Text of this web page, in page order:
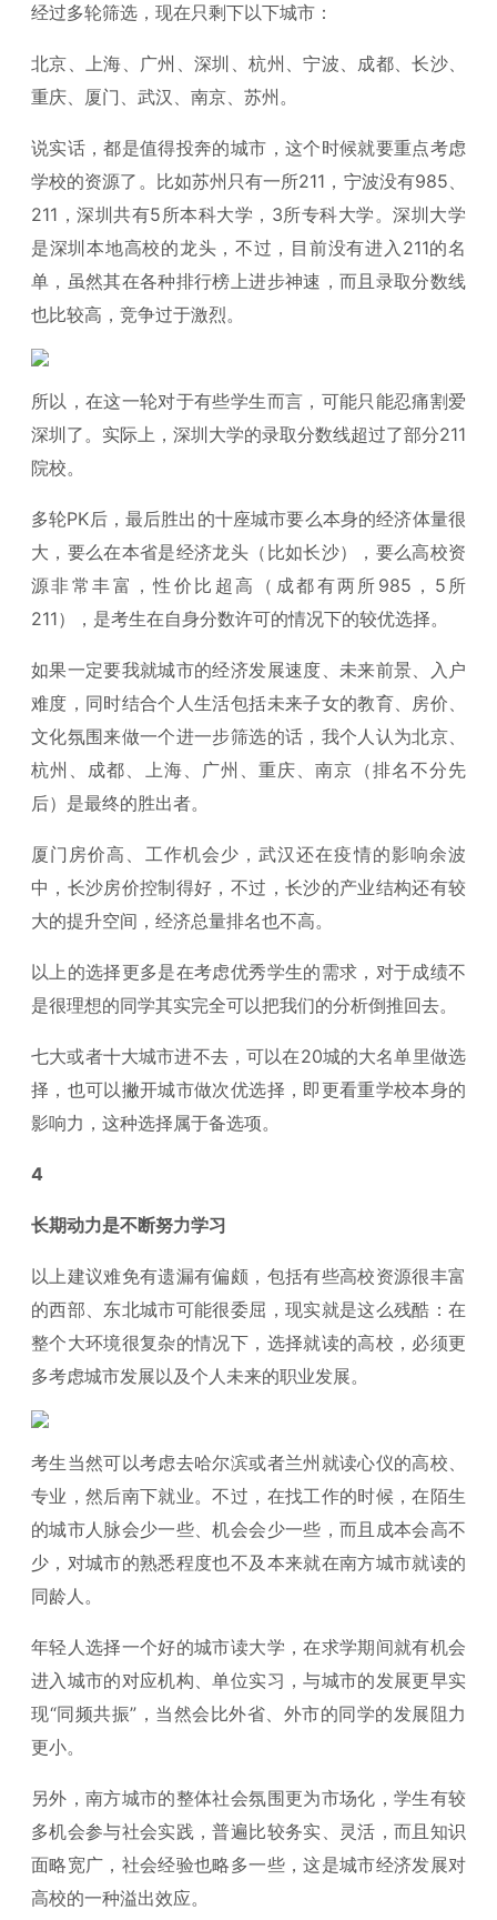
经过多轮筛选，现在只剩下以下城市：
北京、上海、广州、深圳、杭州、宁波、成都、长沙、
重庆、厦门、武汉、南京、苏州。
说实话，都是值得投奔的城市，这个时候就要重点考虑
学校的资源了。比如苏州只有一所211，宁波没有985、
211，深圳共有5所本科大学，3所专科大学。深圳大学
是深圳本地高校的龙头，不过，目前没有进入211的名
单，虽然其在各种排行榜上进步神速，而且录取分数线
也比较高，竞争过于激烈。
所以，在这一轮对于有些学生而言，可能只能忍痛割爱
深圳了。实际上，深圳大学的录取分数线超过了部分211
院校。
多轮PK后，最后胜出的十座城市要么本身的经济体量很
大，要么在本省是经济龙头（比如长沙），要么高校资
源非常丰富，性价比超高（成都有两所985，5所
211），是考生在自身分数许可的情况下的较优选择。
如果一定要我就城市的经济发展速度、未来前景、入户
难度，同时结合个人生活包括未来子女的教育、房价、
文化氛围来做一个进一步筛选的话，我个人认为北京、
杭州、成都、上海、广州、重庆、南京（排名不分先
后）是最终的胜出者。
厦门房价高、工作机会少，武汉还在疫情的影响余波
中，长沙房价控制得好，不过，长沙的产业结构还有较
大的提升空间，经济总量排名也不高。
以上的选择更多是在考虑优秀学生的需求，对于成绩不
是很理想的同学其实完全可以把我们的分析倒推回去。
七大或者十大城市进不去，可以在20城的大名单里做选
择，也可以撇开城市做次优选择，即更看重学校本身的
影响力，这种选择属于备选项。
4
长期动力是不断努力学习
以上建议难免有遗漏有偏颇，包括有些高校资源很丰富
的西部、东北城市可能很委屈，现实就是这么残酷：在
整个大环境很复杂的情况下，选择就读的高校，必须更
多考虑城市发展以及个人未来的职业发展。
考生当然可以考虑去哈尔滨或者兰州就读心仪的高校、
专业，然后南下就业。不过，在找工作的时候，在陌生
的城市人脉会少一些、机会会少一些，而且成本会高不
少，对城市的熟悉程度也不及本来就在南方城市就读的
同龄人。
年轻人选择一个好的城市读大学，在求学期间就有机会
进入城市的对应机构、单位实习，与城市的发展更早实
现“同频共振”，当然会比外省、外市的同学的发展阻力
更小。
另外，南方城市的整体社会氛围更为市场化，学生有较
多机会参与社会实践，普遍比较务实、灵活，而且知识
面略宽广，社会经验也略多一些，这是城市经济发展对
高校的一种溢出效应。